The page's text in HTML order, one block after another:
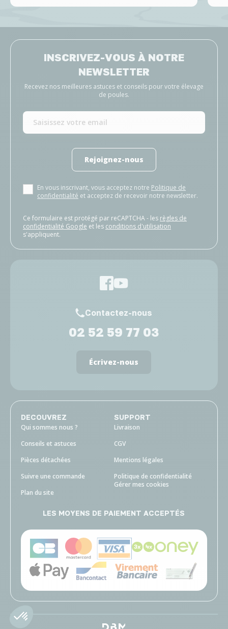
INSCRIVEZ-VOUS À NOTRE
NEWSLETTER
Recevez nos meilleures astuces et conseils pour votre élevage
de poules.
Rejoignez-nous
En vous inscrivant, vous acceptez notre Politique de
confidentialité et acceptez de recevoir notre newsletter.
Ce formulaire est protégé par reCAPTCHA - les règles de
confidentialité Google et les conditions d'utilisation
s'appliquent.
Contactez-nous
02 52 59 77 03
Écrivez-nous
DECOUVREZ
Qui sommes nous ?
Conseils et astuces
Pièces détachées
Suivre une commande
Plan du site
SUPPORT
Livraison
CGV
Mentions légales
Politique de confidentialité
Gérer mes cookies
LES MOYENS DE PAIEMENT ACCEPTÉS